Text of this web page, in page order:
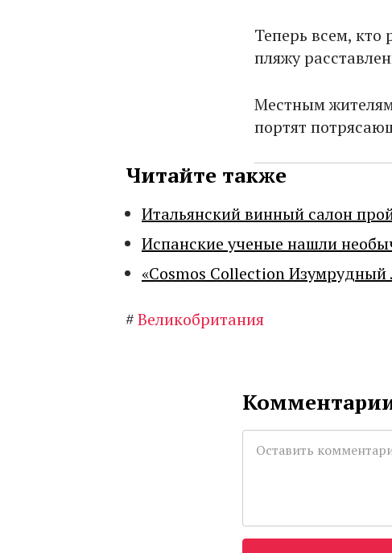
Теперь всем, кто
пляжу
Местным
портят
Читайте также
Итальянский винный салон
Испанские ученые нашли
«Cosmos Collection Изумрудный
#Великобритания